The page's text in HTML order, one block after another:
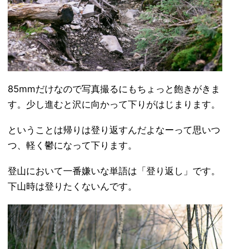
85mmだけなので写真撮るにもちょっと飽きがきま
す。少し進むと沢に向かって下りがはじまります。
ということは帰りは登り返すんだよなーって思いつ
つ、軽く鬱になって下ります。
登山において一番嫌いな単語は「登り返し」です。
下山時は登りたくないんです。